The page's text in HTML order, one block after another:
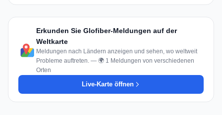
Erkunden Sie Glofiber-Meldungen auf der
Weltkarte
Meldungen nach Ländern anzeigen und sehen, wo weltweit
Probleme auftreten. — 🌍 1 Meldungen von verschiedenen
Orten
Live-Karte öffnen